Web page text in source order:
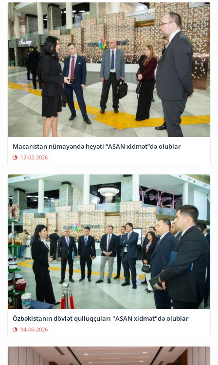
Macarıstan nümayəndə heyəti “ASAN xidmət”də olublar
12-02-2026
Özbəkistanın dövlət qulluqçuları "ASAN xidmət"də olublar
04-06-2026